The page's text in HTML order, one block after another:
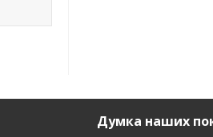
Думка наших